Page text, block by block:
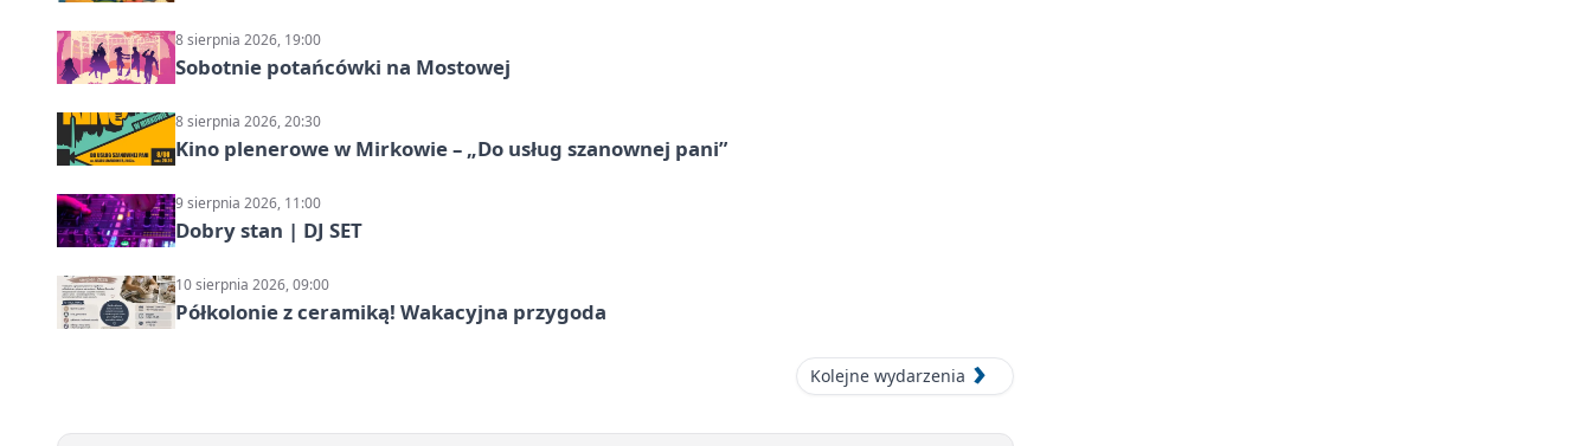
8 sierpnia 2026, 19:00
Sobotnie potańcówki na Mostowej
8 sierpnia 2026, 20:30
Kino plenerowe w Mirkowie – „Do usług szanownej pani”
9 sierpnia 2026, 11:00
Dobry stan | DJ SET
10 sierpnia 2026, 09:00
Półkolonie z ceramiką! Wakacyjna przygoda
Kolejne wydarzenia